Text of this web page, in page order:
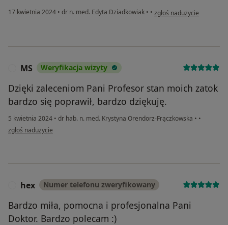
17 kwietnia 2024 • dr n. med. Edyta Dziadkowiak • • w opinii użytkownika
zgłoś nadużycie
MS Weryfikacja wizyty
Dzięki zaleceniom Pani Profesor stan moich zatok
bardzo się poprawił, bardzo dziękuję.
5 kwietnia 2024 • dr hab. n. med. Krystyna Orendorz-Frączkowska • •
w opinii użytkownika MS
zgłoś nadużycie
hex Numer telefonu zweryfikowany
Bardzo miła, pomocna i profesjonalna Pani
Doktor. Bardzo polecam :)